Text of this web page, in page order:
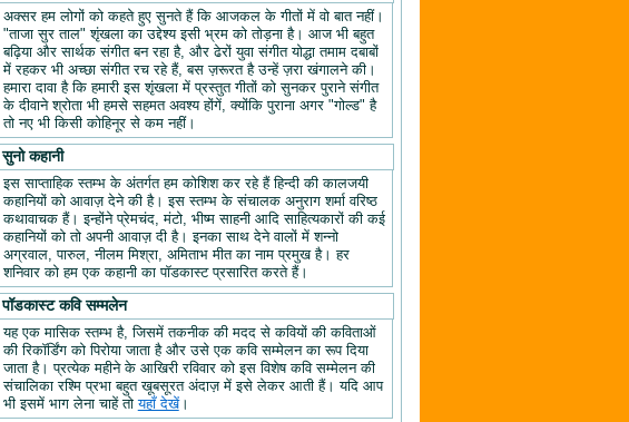
अक्सर हम लोगों को कहते हुए सुनते हैं कि आजकल के गीतों में वो बात नहीं।
"ताजा सुर ताल" शृंखला का उद्देश्य इसी भ्रम को तोड़ना है। आज भी बहुत
बढ़िया और सार्थक संगीत बन रहा है, और ढेरों युवा संगीत योद्धा तमाम दबाबों
में रहकर भी अच्छा संगीत रच रहे हैं, बस ज़रूरत है उन्हें ज़रा खंगालने की।
हमारा दावा है कि हमारी इस शृंखला में प्रस्तुत गीतों को सुनकर पुराने संगीत
के दीवाने श्रोता भी हमसे सहमत अवश्य होंगें, क्योंकि पुराना अगर "गोल्ड" है
तो नए भी किसी कोहिनूर से कम नहीं।
सुनो कहानी
इस साप्ताहिक स्तम्भ के अंतर्गत हम कोशिश कर रहे हैं हिन्दी की कालजयी
कहानियों को आवाज़ देने की है। इस स्तम्भ के संचालक अनुराग शर्मा वरिष्ठ
कथावाचक हैं। इन्होंने प्रेमचंद, मंटो, भीष्म साहनी आदि साहित्यकारों की कई
कहानियों को तो अपनी आवाज़ दी है। इनका साथ देने वालों में शन्नो
अग्रवाल, पारुल, नीलम मिश्रा, अमिताभ मीत का नाम प्रमुख है। हर
शनिवार को हम एक कहानी का पॉडकास्ट प्रसारित करते हैं।
पॉडकास्ट कवि सम्मलेन
यह एक मासिक स्तम्भ है, जिसमें तकनीक की मदद से कवियों की कविताओं
की रिकॉर्डिंग को पिरोया जाता है और उसे एक कवि सम्मेलन का रूप दिया
जाता है। प्रत्येक महीने के आखिरी रविवार को इस विशेष कवि सम्मेलन की
संचालिका रश्मि प्रभा बहुत खूबसूरत अंदाज़ में इसे लेकर आती हैं। यदि आप
भी इसमें भाग लेना चाहें तोयहाँ देखें।